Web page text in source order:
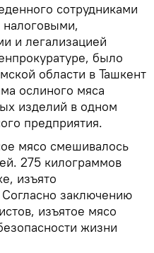
сотрудниками
и легализацией
было
области в Ташкент
ослиного мяса
изделий в одном
предприятия.
мясо смешивалось
275 килограммов
изъято
заключению
изъятое мясо
жизни